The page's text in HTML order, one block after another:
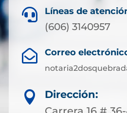
 Líneas de
(606) 3140957
 Correo

Dirección: